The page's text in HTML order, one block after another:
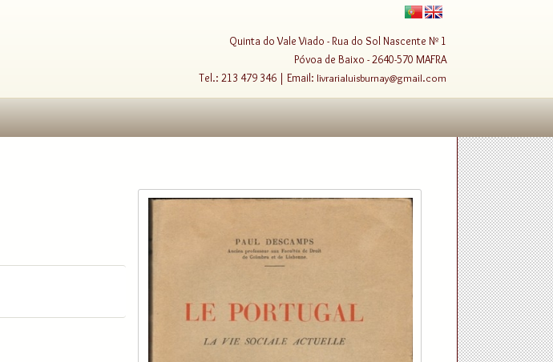
Quinta do Vale Viado - Rua do Sol Nascente Nº 1
Póvoa de Baixo - 2640-570 MAFRA
Tel.: 213 479 346 | Email: livrarialuisburnay@gmail.com